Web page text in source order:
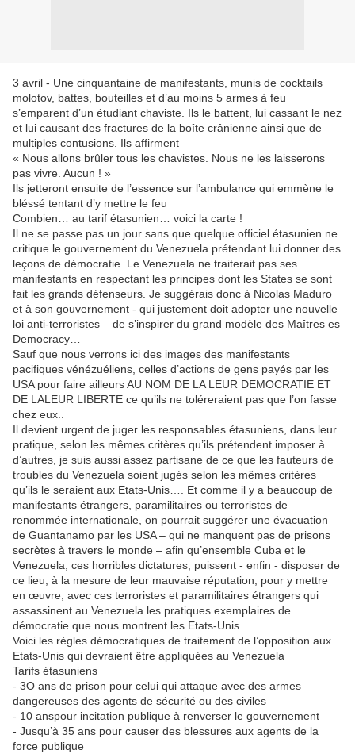
3 avril - Une cinquantaine de manifestants, munis de cocktails
molotov, battes, bouteilles et d’au moins 5 armes à feu
s’emparent d’un étudiant chaviste. Ils le battent, lui cassant le nez
et lui causant des fractures de la boîte crânienne ainsi que de
multiples contusions. Ils affirment
« Nous allons brûler tous les chavistes. Nous ne les laisserons
pas vivre. Aucun ! »
Ils jetteront ensuite de l’essence sur l’ambulance qui emmène le
bléssé tentant d’y mettre le feu
Combien… au tarif étasunien… voici la carte !
Il ne se passe pas un jour sans que quelque officiel étasunien ne
critique le gouvernement du Venezuela prétendant lui donner des
leçons de démocratie. Le Venezuela ne traiterait pas ses
manifestants en respectant les principes dont les States se sont
fait les grands défenseurs. Je suggérais donc à Nicolas Maduro
et à son gouvernement - qui justement doit adopter une nouvelle
loi anti-terroristes – de s’inspirer du grand modèle des Maîtres es
Democracy…
Sauf que nous verrons ici des images des manifestants
pacifiques vénézuéliens, celles d’actions de gens payés par les
USA pour faire ailleurs AU NOM DE LA LEUR DEMOCRATIE ET
DE LALEUR LIBERTE ce qu’ils ne toléreraient pas que l’on fasse
chez eux..
Il devient urgent de juger les responsables étasuniens, dans leur
pratique, selon les mêmes critères qu’ils prétendent imposer à
d’autres, je suis aussi assez partisane de ce que les fauteurs de
troubles du Venezuela soient jugés selon les mêmes critères
qu’ils le seraient aux Etats-Unis…. Et comme il y a beaucoup de
manifestants étrangers, paramilitaires ou terroristes de
renommée internationale, on pourrait suggérer une évacuation
de Guantanamo par les USA – qui ne manquent pas de prisons
secrètes à travers le monde – afin qu’ensemble Cuba et le
Venezuela, ces horribles dictatures, puissent - enfin - disposer de
ce lieu, à la mesure de leur mauvaise réputation, pour y mettre
en œuvre, avec ces terroristes et paramilitaires étrangers qui
assassinent au Venezuela les pratiques exemplaires de
démocratie que nous montrent les Etats-Unis…
Voici les règles démocratiques de traitement de l’opposition aux
Etats-Unis qui devraient être appliquées au Venezuela
Tarifs étasuniens
- 3O ans de prison pour celui qui attaque avec des armes
dangereuses des agents de sécurité ou des civiles
- 10 anspour incitation publique à renverser le gouvernement
- Jusqu’à 35 ans pour causer des blessures aux agents de la
force publique